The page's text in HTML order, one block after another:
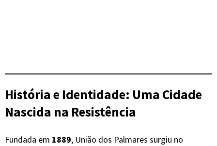
História e Identidade: Uma Cidade
Nascida na Resistência
Fundada em 1889, União dos Palmares surgiu no